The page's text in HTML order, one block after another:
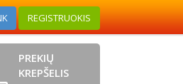
REGISTRUOKIS
PREKIŲ
KREPŠELIS